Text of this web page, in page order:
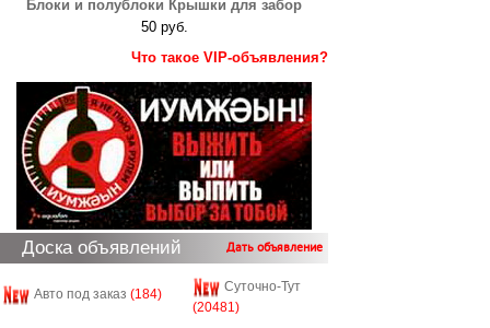
Блоки и полублоки Крышки для забор
50 руб.
Что такое VIP-объявления?
Доска объявлений Дать объявление
Авто под заказ (184)
Суточно-Тут
(20481)